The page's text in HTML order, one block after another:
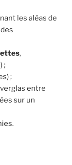
les aléas de
,
;
;
entre
sur un